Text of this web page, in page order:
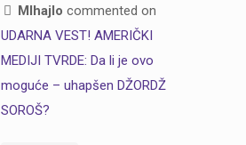
MIhajlo commented on
UDARNA VEST! AMERIČKI
MEDIJI TVRDE: Da li je ovo
moguće – uhapšen DŽORDŽ
SOROŠ?